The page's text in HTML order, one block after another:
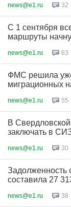
news@e1.ru 32
С 1 сентября
маршруты
news@e1.ru 63
ФМС решила
миграционных
news@e1.ru 55
В
заключать в
news@e1.ru 30
Задолженность
составила 27
news@e1.ru 38